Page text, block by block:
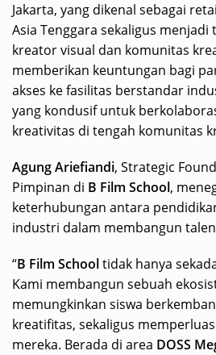
Jakarta, yang dikenal sebagai
Asia Tenggara sekaligus
kreator visual dan komunitas
memberikan keuntungan bagi
akses ke fasilitas berstandar
yang kondusif untuk
kreativitas di tengah komunitas
Agung Ariefiandi, Strategic
Pimpinan di B Film School,
keterhubungan antara
industri dalam membangun
“B Film Schooltidak hanya
Kami membangun sebuah
memungkinkan siswa
kreatifitas, sekaligus
mereka. Berada di area DOSS